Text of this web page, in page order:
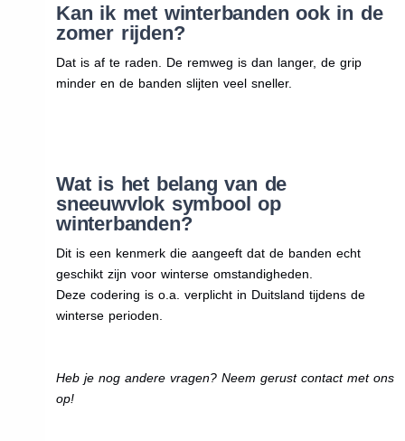
Kan ik met winterbanden ook in de
zomer rijden?
Dat is af te raden. De remweg is dan langer, de grip
minder en de banden slijten veel sneller.
Wat is het belang van de
sneeuwvlok symbool op
winterbanden?
Dit is een kenmerk die aangeeft dat de banden echt
geschikt zijn voor winterse omstandigheden.
Deze codering is o.a. verplicht in Duitsland tijdens de
winterse perioden.
Heb je nog andere vragen? Neem gerust contact met ons
op!